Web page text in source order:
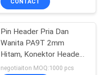
Pin Header Pria Dan
Wanita PA9T 2mm
Hitam, Konektor Header
Baris Ganda 500V
negotiaiton MOQ:1000 pcs